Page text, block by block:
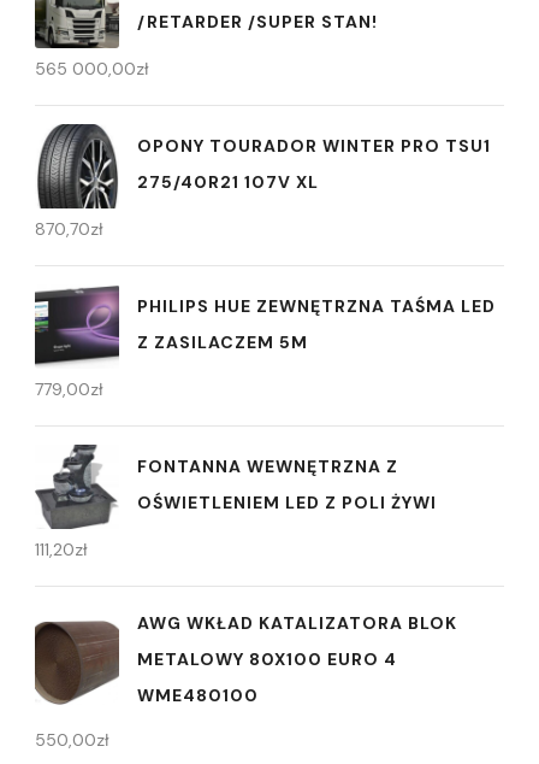
/RETARDER /SUPER STAN!
565 000,00zł
OPONY TOURADOR WINTER PRO TSU1
275/40R21 107V XL
870,70zł
PHILIPS HUE ZEWNĘTRZNA TAŚMA LED
Z ZASILACZEM 5M
779,00zł
FONTANNA WEWNĘTRZNA Z
OŚWIETLENIEM LED Z POLI ŻYWI
111,20zł
AWG WKŁAD KATALIZATORA BLOK
METALOWY 80X100 EURO 4
WME480100
550,00zł